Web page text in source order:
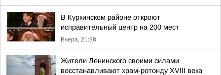
В Куркинском районе откроют
исправительный центр на 200 мест
Вчера, 21:58
Жители Ленинского своими силами
восстанавливают храм-ротонду XVIII века